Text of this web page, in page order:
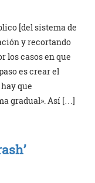
[del sistema de
y recortando
los casos en que
es crear el
que
gradual». Así […]